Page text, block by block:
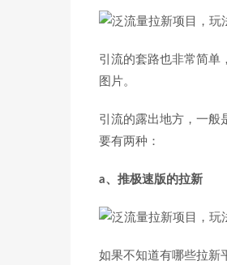
引流的套路也非常简单
图片。
引流的露出地方，一般
要有两种：
a、推极速版的拉新
如果不知道有哪些拉新